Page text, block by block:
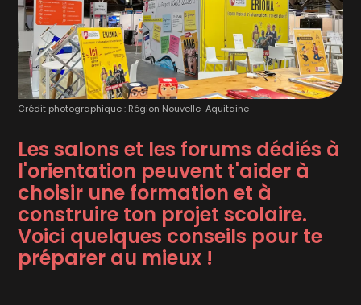
Crédit photographique : Région Nouvelle-Aquitaine
Les salons et les forums dédiés à
l'orientation peuvent t'aider à
choisir une formation et à
construire ton projet scolaire.
Voici quelques conseils pour te
préparer au mieux !